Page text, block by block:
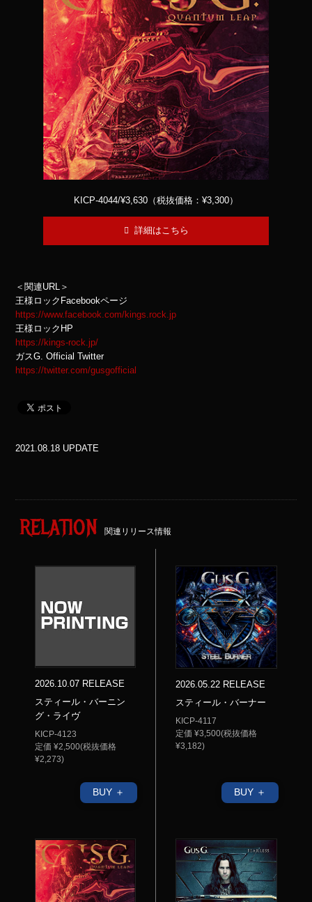
KICP-4044/¥3,630（税抜価格：¥3,300）
詳細はこちら
＜関連URL＞
王様ロックFacebookページ
https://www.facebook.com/kings.rock.jp
王様ロックHP
https://kings-rock.jp/
ガスG. Official Twitter
https://twitter.com/gusgofficial
2021.08.18 UPDATE
RELATION 関連リリース情報
2026.10.07 RELEASE
スティール・バーニン
グ・ライヴ
KICP-4123
定価 ¥2,500(税抜価格
¥2,273)
BUY ＋
2026.05.22 RELEASE
スティール・バーナー
KICP-4117
定価 ¥3,500(税抜価格
¥3,182)
BUY ＋